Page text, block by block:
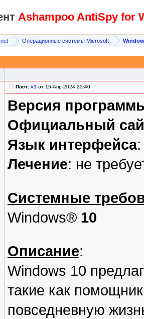
Ashampoo AntiSpy for
Операционные системы Microsoft
Пост: #1 от 15-Апр-2024 23:40
Версия
Официальный
Язык интерфейса:
Лечение: не
Системные
Windows® 10
Описание:
Windows 10
такие как
повседневную